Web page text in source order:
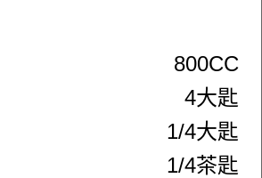
800CC
4大匙
1/4大匙
1/4茶匙